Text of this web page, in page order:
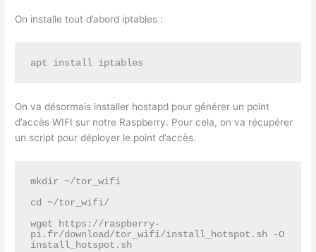
On installe tout d’abord iptables :
apt install iptables
On va désormais installer hostapd pour générer un point
d’accès WIFI sur notre Raspberry. Pour cela, on va récupérer
un script pour déployer le point d’accès.
mkdir ~/tor_wifi
cd ~/tor_wifi/
wget https://raspberry-
pi.fr/download/tor_wifi/install_hotspot.sh -O
install_hotspot.sh